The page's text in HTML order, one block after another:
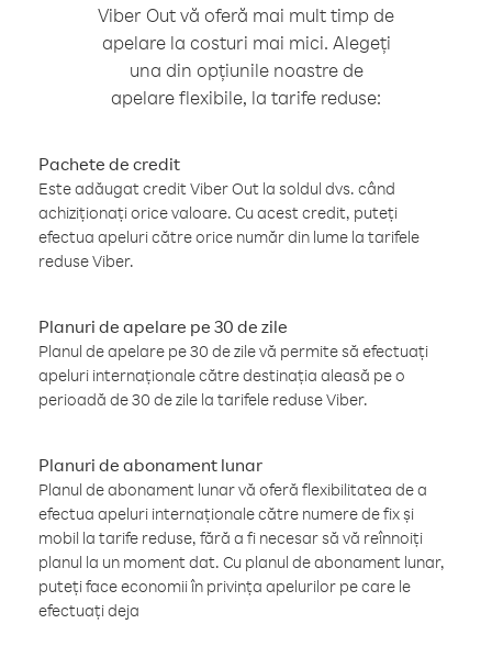
Viber Out vă oferă mai mult timp de
apelare la costuri mai mici. Alegeți
una din opțiunile noastre de
apelare flexibile, la tarife reduse:
Pachete de credit
Este adăugat credit Viber Out la soldul dvs. când
achiziționați orice valoare. Cu acest credit, puteți
efectua apeluri către orice număr din lume la tarifele
reduse Viber.
Planuri de apelare pe 30 de zile
Planul de apelare pe 30 de zile vă permite să efectuați
apeluri internaționale către destinația aleasă pe o
perioadă de 30 de zile la tarifele reduse Viber.
Planuri de abonament lunar
Planul de abonament lunar vă oferă flexibilitatea de a
efectua apeluri internaționale către numere de fix și
mobil la tarife reduse, fără a fi necesar să vă reînnoiți
planul la un moment dat. Cu planul de abonament lunar,
puteți face economii în privința apelurilor pe care le
efectuați deja